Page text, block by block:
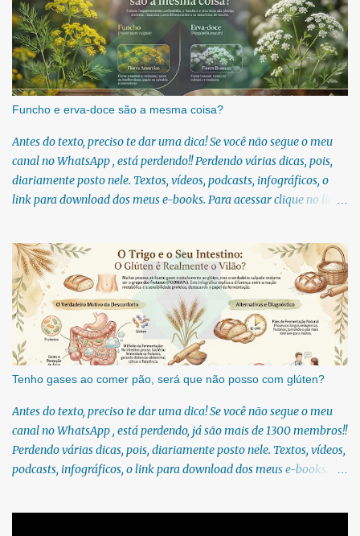
Funcho e erva-doce são a mesma coisa?
Antes do texto, preciso te dar uma dica! Se você não segue o meu
canal no WhatsApp , está perdendo!! Perdendo várias dicas, pois,
diariamente posto nele. Textos, vídeos, podcasts, infográficos, o
link para download dos meus e-books. Para acessar clique no link:
estilo de vida. Compartilho orientações baseadas em ciência de
verdade, sem complicação e sem modinha. Se você gosta de chás e
estuda fitoterapia, é provável que você já tenha confundido o
funcho com a erva-doce em algum momento! Também conhecida
como funcho-doce, essa herbácea é considerada uma erva
medicinal. Se esse tema te interessa então sugiro que você siga o
meu canal no WhatsApp. Todo dia textos novos diretamente no seu
https://whatsapp.com/channel/0029Vb6U4AqKgsNzkBhubA40 A
espécie Foeniculum vulgare é muito bem aproveitada por aqueles
que a consomem, sej...
Tenho gases ao comer pão, será que não posso com glúten?
Antes do texto, preciso te dar uma dica! Se você não segue o meu
canal no WhatsApp , está perdendo, já são mais de 1300 membros!!
Perdendo várias dicas, pois, diariamente posto nele. Textos, vídeos,
podcasts, infográficos, o link para download dos meus e-books.